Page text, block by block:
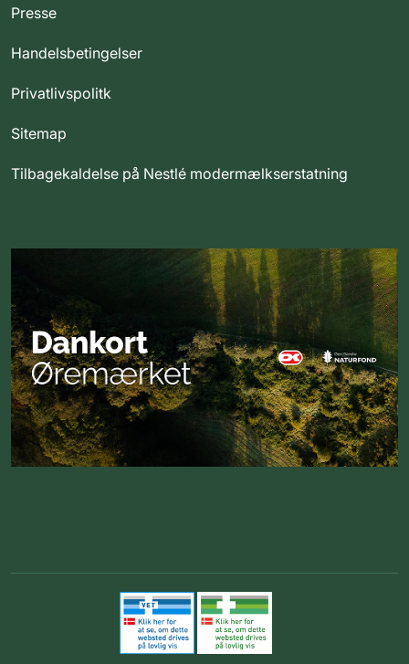
Presse
Handelsbetingelser
Privatlivspolitk
Sitemap
Tilbagekaldelse på Nestlé modermælkserstatning